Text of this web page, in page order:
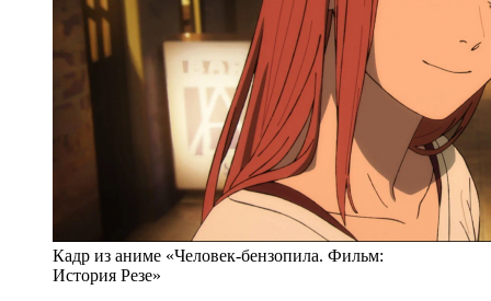
Кадр из аниме «Человек-бензопила. Фильм:
История Резе»